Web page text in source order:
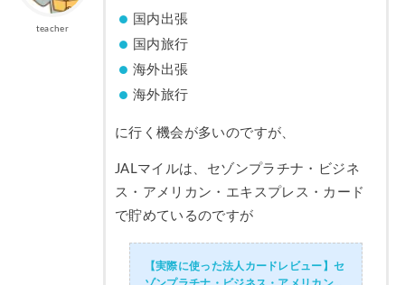
teacher
国内出張
国内旅行
海外出張
海外旅行
に行く機会が多いのですが、
JALマイルは、セゾンプラチナ・ビジネ
ス・アメリカン・エキスプレス・カード
で貯めているのですが
【実際に使った法人カードレビュー】セ